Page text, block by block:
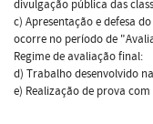
divulgação pública das
c) Apresentação e defesa
ocorre no período de
Regime de avaliação final:
d) Trabalho desenvolvido
e) Realização de prova